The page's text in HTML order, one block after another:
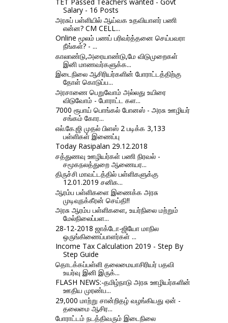
Salary - 16 Posts
அரசுப் பள்ளியில் ஆய்வக உதவியாளர் பணி
என்ன? CM CELL...
Online மூலம் பணப் பரிவர்த்தனை செய்பவரா
நீங்கள்? - ...
காலாண்டு,அரையாண்டு,மே விடுமுறைகள்
இனி மாணவர்களுக்க...
இடைநிலை ஆசிரியர்களின் போராட்டத்திற்கு
தோள் கொடுப்ப...
அரசாணை பெறுவோம் அல்லது உயிரை
விடுவோம் - போராட்ட கள...
7000 ரூபாய் பொங்கல் போனஸ் - அரசு ஊழியர்
சங்கம் கோர...
எல்.கே.ஜி முதல் பிளஸ் 2 படிக்க 3,133
பள்ளிகள் இணைப்பு
Today Rasipalan 29.12.2018
சத்துணவு ஊழியர்கள் பணி நிரவல் -
சமூகநலத்துறை ஆணையர...
திருச்சி மாவட்டத்தில் பள்ளிகளுக்கு
12.01.2019 சனிக...
ஆரம்ப பள்ளிகளை இணைக்க அரசு
முடிவுநக்கீரன் செய்தி!!
அரசு ஆரம்ப பள்ளிகளை, உயர்நிலை மற்றும்
மேல்நிலைப்பள...
28-12-2018 ஜாக்டோ-ஜியோ மாநில
ஒருங்கிணைப்பாளர்கள் ...
Income Tax Calculation 2019 - Step By
Step Guide
தொடக்கப்பள்ளி தலைமையாசிரியர் பதவி
உயர்வு இனி இருக்...
FLASH NEWS:-தமிழ்நாடு அரசு ஊழியர்களின்
ஊதிய முரண்ப...
29,000 மாற்று சான்றிதழ் வழங்கியது ஏன் -
தலைமை ஆசிர...
போராட்டம் நடத்திவரும் இடைநிலை